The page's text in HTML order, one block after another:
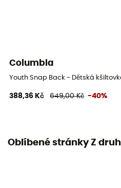
Columbia
Youth Snap Back - Dětská
388,36 Kč 649,00 Kč -40%
Oblíbené stránky Z